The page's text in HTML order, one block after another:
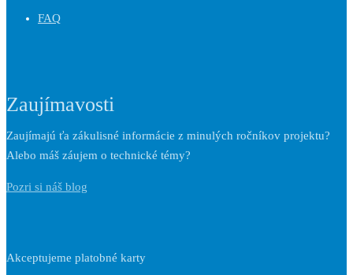
FAQ
Zaujímavosti
Zaujímajú ťa zákulisné informácie z minulých ročníkov projektu?
Alebo máš záujem o technické témy?
Pozri si náš blog
Akceptujeme platobné karty